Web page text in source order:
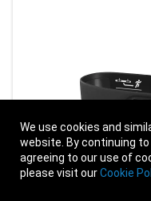
We use cookies and
website. By continuing
agreeing to our use of
please visit ourCookie